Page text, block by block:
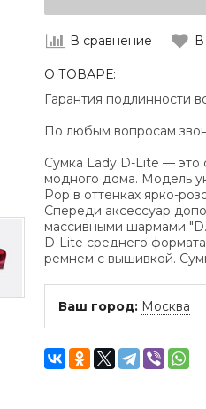
В сравнение
О ТОВАРЕ:
Гарантия подлинности
По любым вопросам
Сумка Lady D-Lite — это
модного дома. Модель
Pop в оттенках ярко-
Спереди аксессуар
массивными шармами
D-Lite среднего
ремнем с вышивкой.
Ваш город: Москва